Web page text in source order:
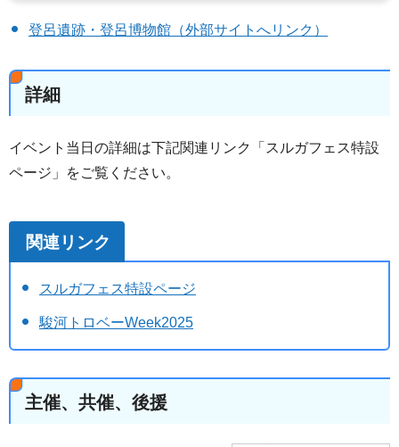
登呂遺跡・登呂博物館（外部サイトへリンク）
詳細
イベント当日の詳細は下記関連リンク「スルガフェス特設
ページ」をご覧ください。
関連リンク
スルガフェス特設ページ
駿河トロベーWeek2025
主催、共催、後援